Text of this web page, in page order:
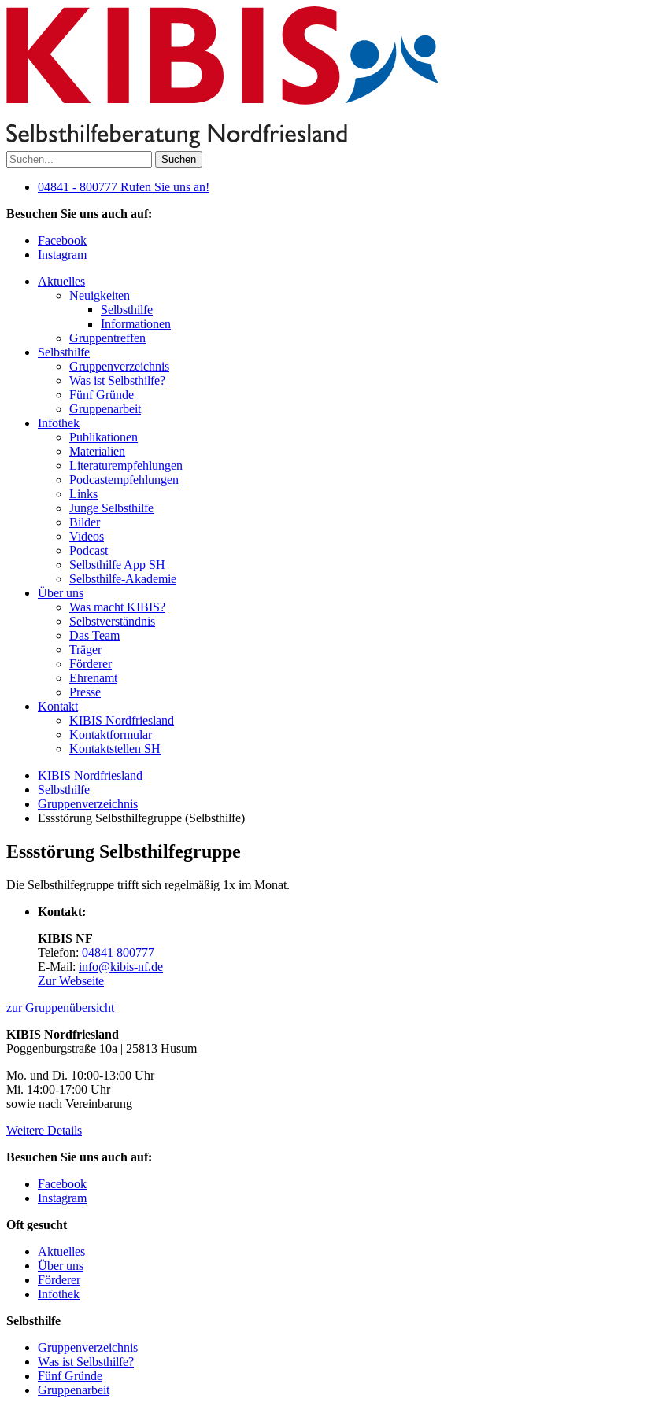
Suchen
04841 - 800777 Rufen Sie uns an!
Besuchen Sie uns auch auf:
Facebook
Instagram
Aktuelles
Neuigkeiten
Selbsthilfe
Informationen
Gruppentreffen
Selbsthilfe
Gruppenverzeichnis
Was ist Selbsthilfe?
Fünf Gründe
Gruppenarbeit
Infothek
Publikationen
Materialien
Literaturempfehlungen
Podcastempfehlungen
Links
Junge Selbsthilfe
Bilder
Videos
Podcast
Selbsthilfe App SH
Selbsthilfe-Akademie
Über uns
Was macht KIBIS?
Selbstverständnis
Das Team
Träger
Förderer
Ehrenamt
Presse
Kontakt
KIBIS Nordfriesland
Kontaktformular
Kontaktstellen SH
KIBIS Nordfriesland
Selbsthilfe
Gruppenverzeichnis
Essstörung Selbsthilfegruppe (Selbsthilfe)
Essstörung Selbsthilfegruppe
Die Selbsthilfegruppe trifft sich regelmäßig 1x im Monat.
Kontakt:
KIBIS NF
Telefon: 04841 800777
E-Mail: info@kibis-nf.de
Zur Webseite
zur Gruppenübersicht
KIBIS Nordfriesland
Poggenburgstraße 10a | 25813 Husum
Mo. und Di. 10:00-13:00 Uhr
Mi. 14:00-17:00 Uhr
sowie nach Vereinbarung
Weitere Details
Besuchen Sie uns auch auf:
Facebook
Instagram
Oft gesucht
Aktuelles
Über uns
Förderer
Infothek
Selbsthilfe
Gruppenverzeichnis
Was ist Selbsthilfe?
Fünf Gründe
Gruppenarbeit